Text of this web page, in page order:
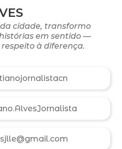
cidade, transformo
em sentido —
à diferença.